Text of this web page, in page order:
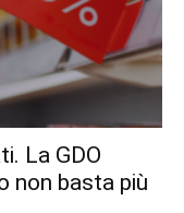
La GDO
non basta più